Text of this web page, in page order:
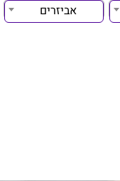
אביזרים